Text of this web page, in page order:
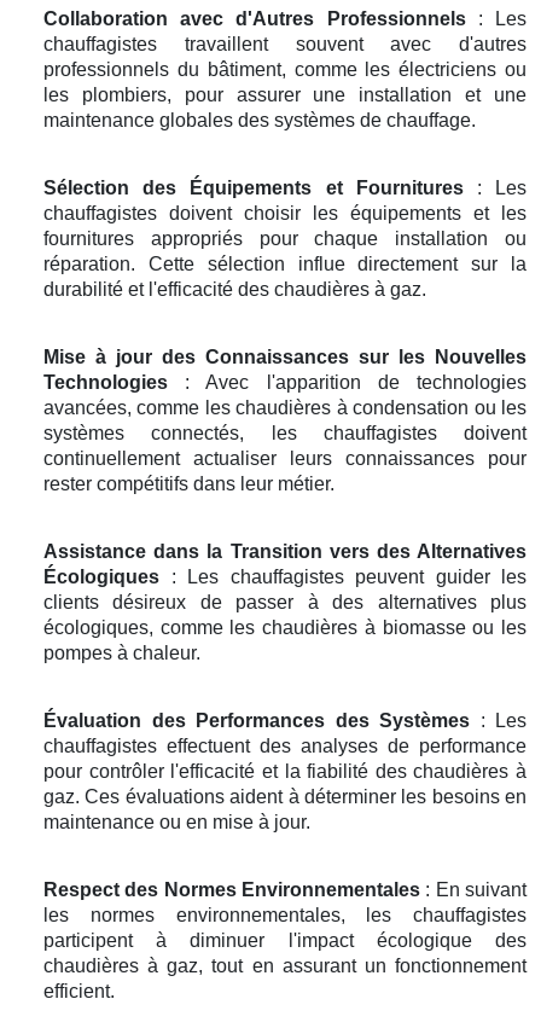
Collaboration avec d'Autres Professionnels: Les
chauffagistes travaillent souvent avec d'autres
professionnels du bâtiment, comme les électriciens ou
les plombiers, pour assurer une installation et une
maintenance globales des systèmes de chauffage.
Sélection des Équipements et Fournitures: Les
chauffagistes doivent choisir les équipements et les
fournitures appropriés pour chaque installation ou
réparation. Cette sélection influe directement sur la
durabilité et l'efficacité des chaudières à gaz.
Mise à jour des Connaissances sur les Nouvelles
Technologies : Avec l'apparition de technologies
avancées, comme les chaudières à condensation ou les
systèmes connectés, les chauffagistes doivent
continuellement actualiser leurs connaissances pour
rester compétitifs dans leur métier.
Assistance dans la Transition vers des Alternatives
Écologiques : Les chauffagistes peuvent guider les
clients désireux de passer à des alternatives plus
écologiques, comme les chaudières à biomasse ou les
pompes à chaleur.
Évaluation des Performances des Systèmes : Les
chauffagistes effectuent des analyses de performance
pour contrôler l'efficacité et la fiabilité des chaudières à
gaz. Ces évaluations aident à déterminer les besoins en
maintenance ou en mise à jour.
Respect des Normes Environnementales : En suivant
les normes environnementales, les chauffagistes
participent à diminuer l'impact écologique des
chaudières à gaz, tout en assurant un fonctionnement
efficient.